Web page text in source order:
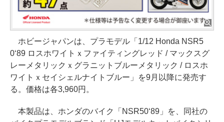
ホビージャパンは、プラモデル「1/12 Honda NSR5
0‘89 ロスホワイトｘファイティングレッド / マックスグ
レーメタリックｘグラニットブルーメタリック / ロスホ
ワイトｘセイシェルナイトブルー」を9月以降に発売す
る。価格は各3,960円。
本製品は、ホンダのバイク「NSR50‘89」を、同社の